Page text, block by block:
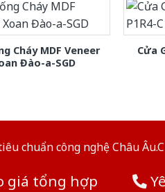
Cháy MDF Veneer
Đào-a-SGD
Cửa
chuẩn công nghệ Châu
giá tổng hợp